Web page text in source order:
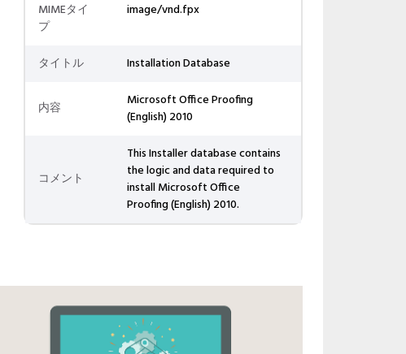
MIMEタイ
プ
image/vnd.fpx
タイトル Installation Database
内容
Microsoft Office Proofing
(English) 2010
コメント
This Installer database contains
the logic and data required to
install Microsoft Office
Proofing (English) 2010.